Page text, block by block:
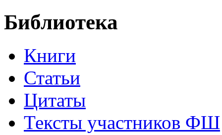
Библиотека
Книги
Статьи
Цитаты
Тексты участников ФШ